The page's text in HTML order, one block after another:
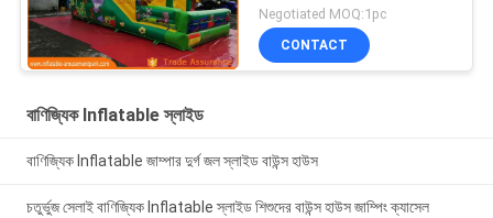
Negotiated MOQ:1pc
CONTACT
বাণিজ্যিক Inflatable স্লাইড
বাণিজ্যিক Inflatable জাম্পার দুর্গ জল স্লাইড বাউন্স হাউস
চতুর্ভুজ সেলাই বাণিজ্যিক Inflatable স্লাইড শিশুদের বাউন্স হাউস জাম্পিং ক্যাসেল